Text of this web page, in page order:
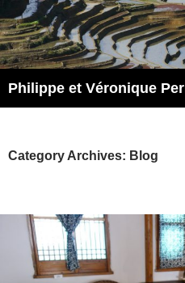
to
content
Philippe et Véronique
Category Archives: Blog